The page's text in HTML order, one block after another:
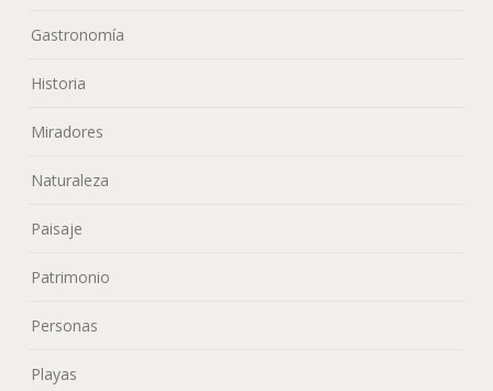
Gastronomía
Historia
Miradores
Naturaleza
Paisaje
Patrimonio
Personas
Playas